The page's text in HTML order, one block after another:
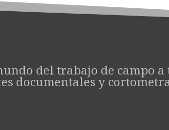
del trabajo de campo a
documentales y